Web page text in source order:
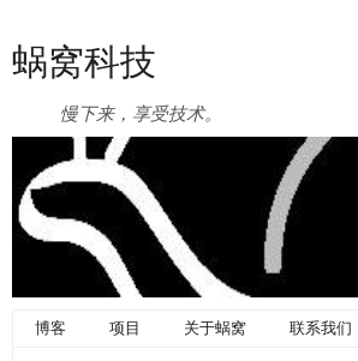
蜗窝科技
慢下来，享受技术。
博客 项目 关于蜗窝 联系我们